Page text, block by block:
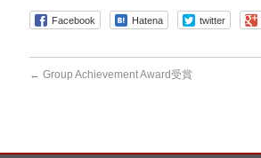
Facebook Hatena twitter
← Group Achievement Award受賞